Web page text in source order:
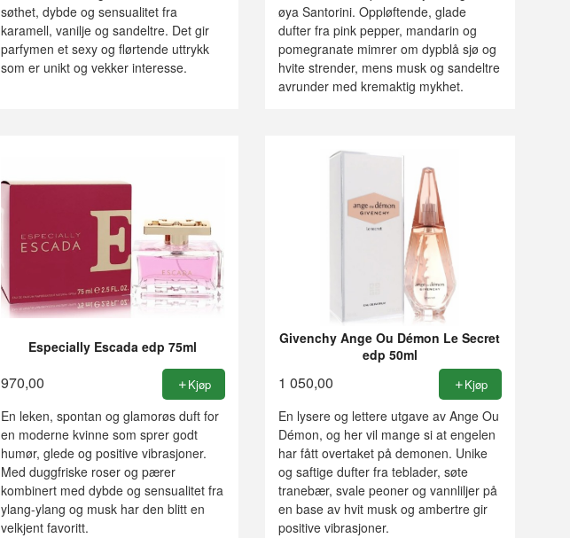
søthet, dybde og sensualitet fra
karamell, vanilje og sandeltre. Det gir
parfymen et sexy og flørtende uttrykk
som er unikt og vekker interesse.
øya Santorini. Oppløftende, glade
dufter fra pink pepper, mandarin og
pomegranate mimrer om dypblå sjø og
hvite strender, mens musk og sandeltre
avrunder med kremaktig mykhet.
Especially Escada edp 75ml
970,00 Kjøp
En leken, spontan og glamorøs duft for
en moderne kvinne som sprer godt
humør, glede og positive vibrasjoner.
Med duggfriske roser og pærer
kombinert med dybde og sensualitet fra
ylang-ylang og musk har den blitt en
velkjent favoritt.
Givenchy Ange Ou Démon Le Secret
edp 50ml
1 050,00 Kjøp
En lysere og lettere utgave av Ange Ou
Démon, og her vil mange si at engelen
har fått overtaket på demonen. Unike
og saftige dufter fra teblader, søte
tranebær, svale peoner og vannliljer på
en base av hvit musk og ambertre gir
positive vibrasjoner.